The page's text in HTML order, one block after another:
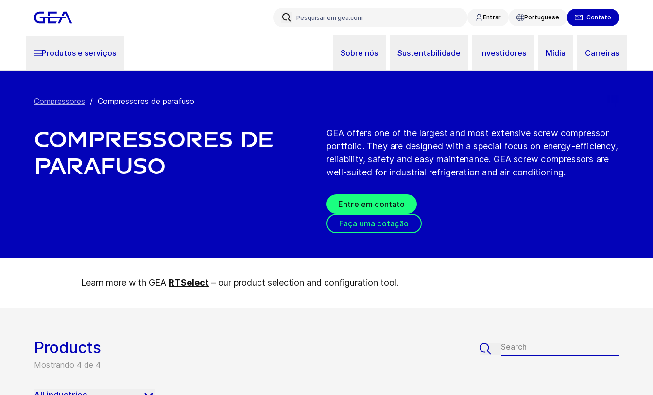
Entrar Portuguese Contato
Produtos e serviços Sobre nós Sustentabilidade Investidores Mídia Carreiras
Compressores / Compressores de parafuso
Compressores de
parafuso
GEA offers one of the largest and most extensive screw compressor
portfolio. They are designed with a special focus on energy-efficiency,
reliability, safety and easy maintenance. GEA screw compressors are
well-suited for industrial refrigeration and air conditioning.
Entre em contato
Faça uma cotação
Learn more with GEA RTSelect – our product selection and configuration tool.
Products
Mostrando 4 de 4